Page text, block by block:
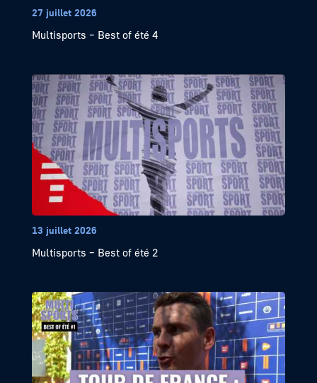
27 juillet 2026
Multisports – Best of été 4
13 juillet 2026
Multisports – Best of été 2